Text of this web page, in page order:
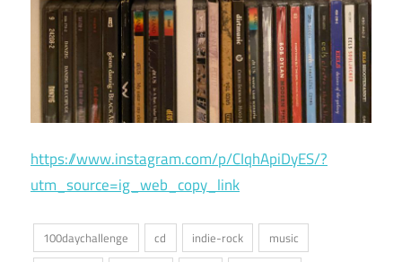
https://www.instagram.com/p/CIqhApiDyES/?
utm_source=ig_web_copy_link
100daychallenge cd indie-rock
music